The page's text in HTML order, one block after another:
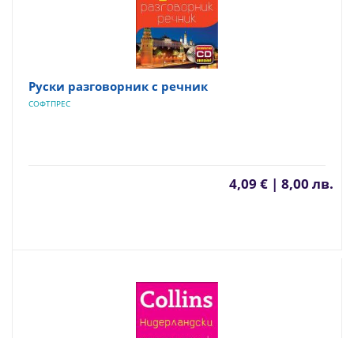
Руски разговорник с речник
СОФТПРЕС
4,09 € | 8,00 лв.